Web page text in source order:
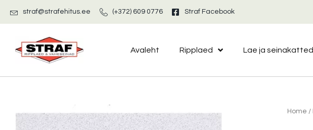
straf@strafehitus.ee (+372) 609 0776 Straf Facebook
Avaleht Ripplaed Lae ja seinakatted
Home /